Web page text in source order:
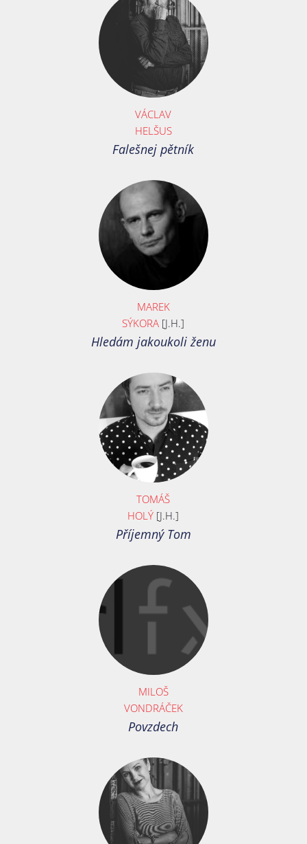
VÁCLAV
HELŠUS
Falešnej pětník
MAREK
SÝKORA [J.H.]
Hledám jakoukoli ženu
TOMÁŠ
HOLÝ [J.H.]
Příjemný Tom
MILOŠ
VONDRÁČEK
Povzdech